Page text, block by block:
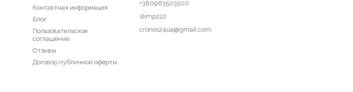
Контактная информация
Блог
Пользовательское
соглашение
Отзывы
Договор публичной оферты
+380963503500
slimp222
cronos24ua@gmail.com